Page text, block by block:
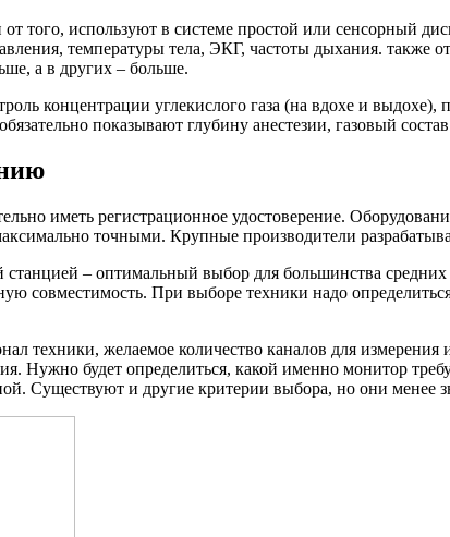
от того, используют в системе простой или сенсорный
температуры тела, ЭКГ, частоты дыхания. также
а в других – больше.
концентрации углекислого газа (на вдохе и
показывают глубину анестезии, газовый
иметь регистрационное удостоверение.
точными. Крупные производители
– оптимальный выбор для большинства
совместимость. При выборе техники надо
техники, желаемое количество каналов для
Нужно будет определиться, какой именно монитор
Существуют и другие критерии выбора, но они менее